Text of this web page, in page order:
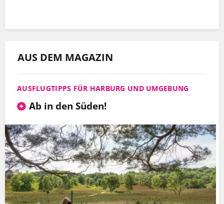
AUS DEM MAGAZIN
AUSFLUGTIPPS FÜR HARBURG UND UMGEBUNG
Ab in den Süden!